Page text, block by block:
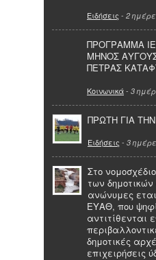
Ειδήσεις - 2
ΠΡΟΓΡΑΜΜΑ
ΜΗΝΟΣ
ΠΕΤΡΑΣ
Κοινωνικά- 3
ΠΡΩΤΗ ΓΙΑ
Ειδήσεις - 3
Στο
των
ανώνυμες
ΕΥΑΘ, που
αντιτίθενται
δημοτικές
επιχειρήσεις